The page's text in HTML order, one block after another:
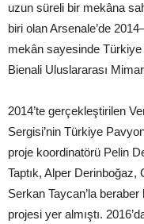
uzun süreli bir mekâna
biri olan Arsenale’de
mekân sayesinde Türkiye
Bienali Uluslararası
2014’te gerçekleştirilen
Sergisi’nin Türkiye
proje koordinatörü Pelin
Taptık, Alper
Serkan Taycan’la beraber
projesi yer almıştı.